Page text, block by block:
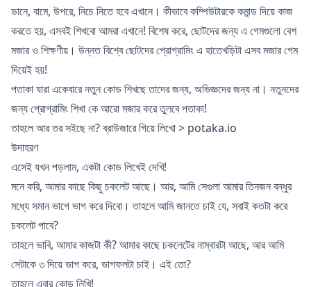
ডানে, বামে, উপরে, নিচে নিতে হবে এখানে। কীভাবে কম্পিউটারকে কমান্ড দিয়ে কাজ
করতে হয়, এসবই শিখবো আমরা এখানে! বিশেষ করে, ছোটদের জন্য এ গেমগুলো বেশ
মজার ও শিক্ষণীয়। উন্নত বিশ্বে ছোটদের প্রোগ্রামিং এ হাতেখড়িটা এসব মজার গেম
দিয়েই হয়!
পতাকা যারা একেবারে নতুন কোড শিখছে তাদের জন্য, অভিজ্ঞদের জন্য না। নতুনদের
জন্য প্রোগ্রামিং শিখা কে আরো মজার করে তুলবে পতাকা!
তাহলে আর তর সইছে না? ব্রাউজারে গিয়ে লিখো > potaka.io
উদাহরণ
এসেই যখন পড়লাম, একটা কোড লিখেই দেখি!
মনে করি, আমার কাছে কিছু চকলেট আছে। আর, আমি সেগুলা আমার তিনজন বন্ধুর
মধ্যে সমান ভাগে ভাগ করে দিবো। তাহলে আমি জানতে চাই যে, সবাই কতটা করে
চকলেট পাবে?
তাহলে ভাবি, আমার কাজটা কী? আমার কাছে চকলেটের নাম্বারটা আছে, আর আমি
সেটাকে ৩ দিয়ে ভাগ করে, ভাগফলটা চাই। এই তো?
তাহলে এবার কোড লিখি!